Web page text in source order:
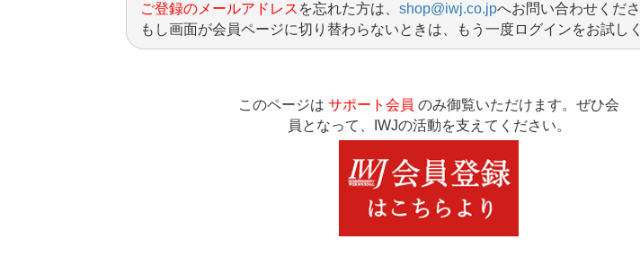
ご登録のメールアドレス を忘れた方は、 shop@iwj.co.jpへお問い合わせくださ
もし画面が会員ページに切り替わらないときは、もう一度ログインをお試し
このページは サポート会員 のみ御覧いただけます。ぜひ会
員となって、IWJの活動を支えてください。